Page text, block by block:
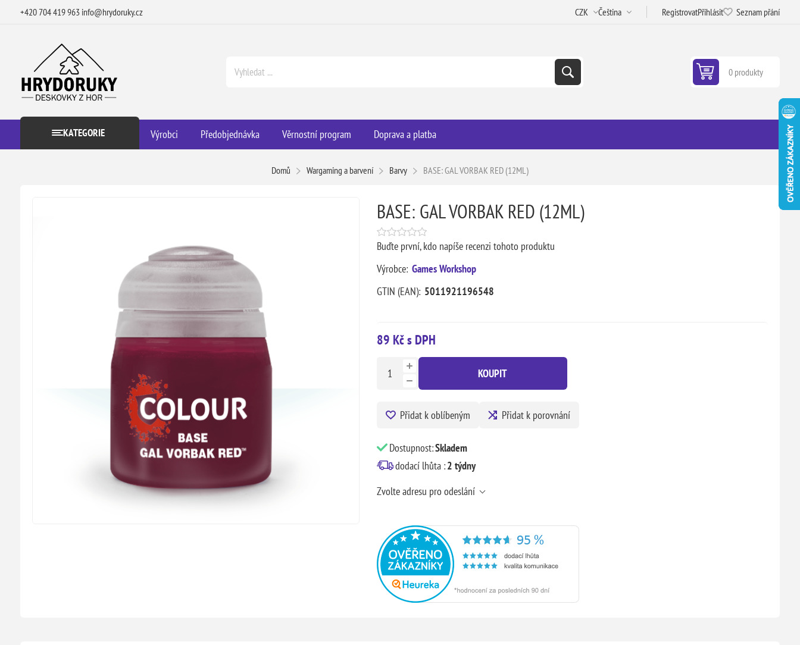
+420 704 419 963 info@hrydoruky.cz RegistrovatPřihlásit Seznam přání
0 produkty
KATEGORIE Výrobci Předobjednávka Věrnostní program Doprava a platba
Domů Wargaming a barvení Barvy BASE: GAL VORBAK RED (12ML)
BASE: GAL VORBAK RED (12ML)
Buďte první, kdo napíše recenzi tohoto produktu
Výrobce: Games Workshop
GTIN (EAN): 5011921196548
89 Kč s DPH
KOUPIT
Přidat k oblíbeným Přidat k porovnání
Dostupnost:Skladem
dodací lhůta :2 týdny
Zvolte adresu pro odeslání